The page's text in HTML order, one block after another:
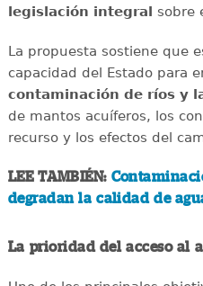
legislación integral
sobre
La propuesta sostiene que
capacidad del Estado para
contaminación de ríos y
de mantos acuíferos, los
recurso y los efectos del
LEE TAMBIÉN:
degradan la calidad de
La prioridad del acceso al